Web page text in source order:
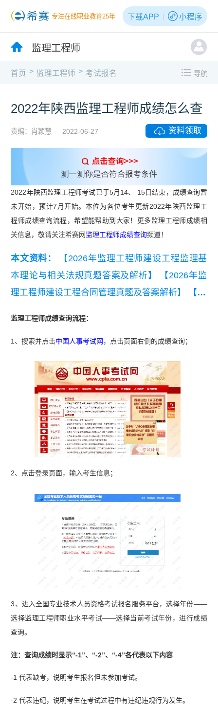
专注在线职业教育25年 下载APP 小程序
监理工程师
首页 > 监理工程师 > 考试报名 导航
2022年陕西监理工程师成绩怎么查
责编：肖颖慧 2022-06-27 资料领取
2022年陕西监理工程师考试已于5月14、 15日结束，成绩查询暂
未开始，预计7月开始。本位为各位考生更新2022年陕西监理工
程师成绩查询流程，希望能帮助到大家！更多监理工程师成绩相
关信息，敬请关注希赛网监理工程师成绩查询频道！
本文资料：
【2026年监理工程师建设工程监理基
本理论与相关法规真题答案及解析】
【2026年监
理工程师建设工程合同管理真题及答案解析】
【20
【近3年监理工程师《建设工程监理基本理论和相
关法规》真题汇总（2023-2025）】 【近3年监理
工程师《建设工程合同管理》真题汇总（2023-202
【监理工程师《建设工程目标控制》（土木
建筑工程）真题汇总（2023-2025）】
【监理工程
师《建设工程监理案例分析》（土木建筑工程）真
题汇总（2023-2025）】
监理工程师成绩查询流程：
1、搜索并点击中国人事考试网 ，点击页面右侧的成绩查询；
2、点击登录页面，输入考生信息；
3、进入全国专业技术人员资格考试报名服务平台，选择年份——
选择监理工程师职业水平考试——选择当前考试年份，进行成绩
查询。
注：查询成绩时显示“-1”、“-2”、“-4”各代表以下内容
-1 代表缺考，说明考生报名但未参加考试。
-2 代表违纪，说明考生在考试过程中有违纪违规行为发生。